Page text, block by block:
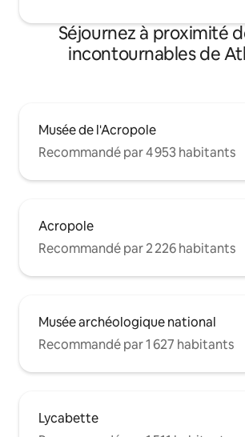
Séjournez à proximité
incontournables de
Musée de l'Acropole
Recommandé par 4 953 habitants
Acropole
Recommandé par 2 226 habitants
Musée archéologique national
Recommandé par 1 627 habitants
Lycabette